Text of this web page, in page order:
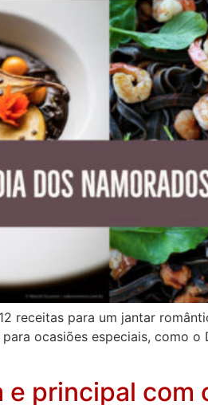
receitas para um jantar
ocasiões especiais, como
e principal com